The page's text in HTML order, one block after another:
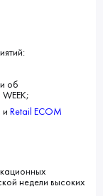
об
и Retail ECOM
недели высоких